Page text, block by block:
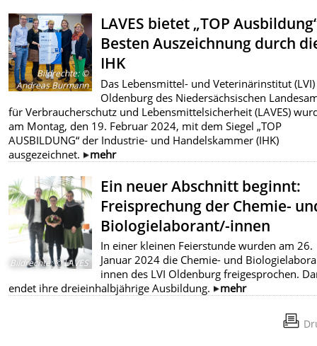
Bildrechte:©
Andreas Burmann
LAVES bietet „TOP
Besten Auszeichnung durch
IHK
Das Lebensmittel- und Veterinärinstitut (LVI)
Oldenburg des Niedersächsischen
für Verbraucherschutz und Lebensmittelsicherheit (LAVES)
am Montag, den 19. Februar 2024, mit dem Siegel „TOP
AUSBILDUNG“ der Industrie- und Handelskammer (IHK)
ausgezeichnet.
mehr
Bildrechte:© LAVES
Ein neuer Abschnitt beginnt:
Freisprechung der Chemie-
Biologielaborant/-innen
In einer kleinen Feierstunde wurden am 26.
Januar 2024 die Chemie- und
innen des LVI Oldenburg freigesprochen.
endet ihre dreieinhalbjährige Ausbildung.
mehr